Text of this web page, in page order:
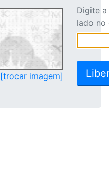
[trocar imagem]
Digite
lado no